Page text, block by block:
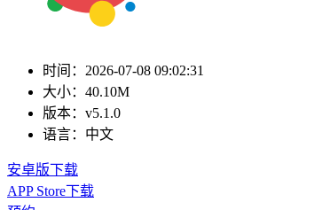
时间： 2026-07-08 09:02:31
大小： 40.10M
版本： v5.1.0
语言： 中文
安卓版下载
APP Store下载